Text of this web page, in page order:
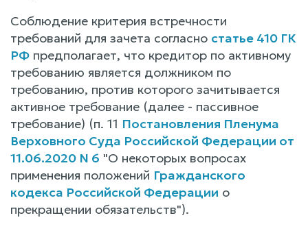
Соблюдение критерия встречности
требований для зачета согласно статье 410 ГК
РФ предполагает, что кредитор по активному
требованию является должником по
требованию, против которого зачитывается
активное требование (далее - пассивное
требование) (п. 11 Постановления Пленума
Верховного Суда Российской Федерации от
11.06.2020 N 6 "О некоторых вопросах
применения положений Гражданского
кодекса Российской Федерации о
прекращении обязательств").